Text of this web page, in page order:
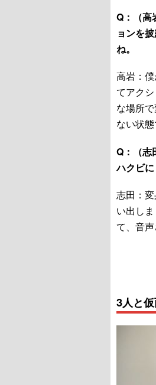
Q：（高
ョンを
ね。
高岩：
てアク
な場所
ない状
Q：（志
ハクビ
志田：
い出し
て、音
3人と